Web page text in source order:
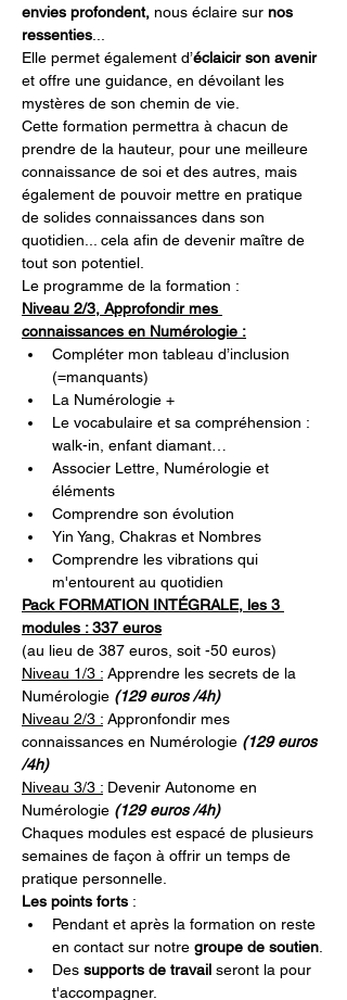
envies profondent, nous éclaire sur nos
ressenties
Elle permet également d’éclaicir son avenir
et offre une guidance, en dévoilant les
mystères de son chemin de vie.
Cette formation permettra à chacun de
prendre de la hauteur, pour une meilleure
connaissance de soi et des autres, mais
également de pouvoir mettre en pratique
de solides connaissances dans son
quotidien... cela afin de devenir maître de
tout son potentiel.
Le programme de la formation :
Niveau 2/3, Approfondir mes
connaissances en Numérologie :
Compléter mon tableau d’inclusion
(=manquants)
La Numérologie +
Le vocabulaire et sa compréhension :
walk-in, enfant diamant…
Associer Lettre, Numérologie et
éléments
Comprendre son évolution
Yin Yang, Chakras et Nombres
Comprendre les vibrations qui
m'entourent au quotidien
Pack FORMATION INTÉGRALE, les 3
modules : 337 euros
(au lieu de 387 euros, soit -50 euros)
Niveau 1/3 : Apprendre les secrets de la
Numérologie (129 euros /4h)
Niveau 2/3 : Appronfondir mes
connaissances en Numérologie (129 euros
/4h)
Niveau 3/3 : Devenir Autonome en
Numérologie (129 euros /4h)
Chaques modules est espacé de plusieurs
semaines de façon à offrir un temps de
pratique personnelle.
Les points forts :
Pendant et après la formation on reste
en contact sur notre groupe de soutien
Des supports de travail seront la pour
t'accompagner.